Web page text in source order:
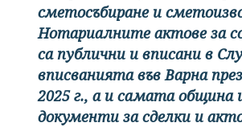
сметосъбиране и
Нотариалните актове за
са публични и вписани в
вписванията във Варна
2025 г., а и самата община
документи за сделки и